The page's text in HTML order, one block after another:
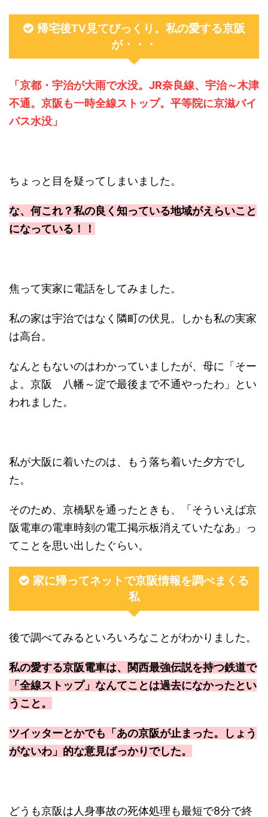
帰宅後TV見てびっくり。私の愛する京阪
が・・・
「京都・宇治が大雨で水没。JR奈良線、宇治～木津
不通。京阪も一時全線ストップ。平等院に京滋バイ
パス水没」
ちょっと目を疑ってしまいました。
な、何これ？私の良く知っている地域がえらいこと
になっている！！
焦って実家に電話をしてみました。
私の家は宇治ではなく隣町の伏見。しかも私の実家
は高台。
なんともないのはわかっていましたが、母に「そー
よ。京阪 八幡～淀で最後まで不通やったわ」とい
われました。
私が大阪に着いたのは、もう落ち着いた夕方でし
た。
そのため、京橋駅を通ったときも、「そういえば京
阪電車の電車時刻の電工掲示板消えていたなあ」っ
てことを思い出したぐらい。
家に帰ってネットで京阪情報を調べまくる
私
後で調べてみるといろいろなことがわかりました。
私の愛する京阪電車は、関西最強伝説を持つ鉄道で
「全線ストップ」なんてことは過去になかったとい
うこと。
ツイッターとかでも「あの京阪が止まった。しょう
がないわ」的な意見ばっかりでした。
どうも京阪は人身事故の死体処理も最短で8分で終